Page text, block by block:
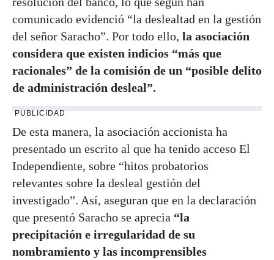
comunicado evidenció “la deslealtad en la gestión
del señor Saracho”. Por todo ello, la asociación
considera que existen indicios “más que
racionales” de la comisión de un “posible delito
de administración desleal”.
PUBLICIDAD
De esta manera, la asociación accionista ha
presentado un escrito al que ha tenido acceso El
Independiente, sobre “hitos probatorios
relevantes sobre la desleal gestión del
investigado”. Así, aseguran que en la declaración
que presentó Saracho se aprecia “la
precipitación e irregularidad de su
nombramiento y las incomprensibles